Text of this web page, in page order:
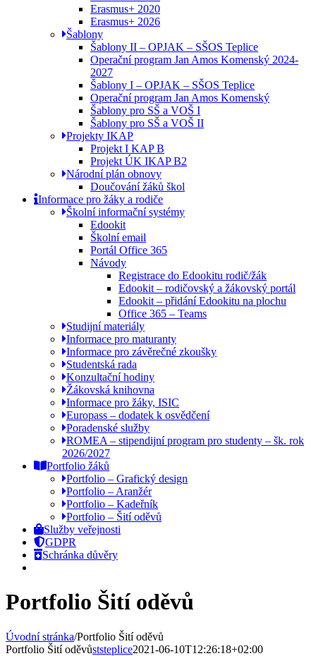
Erasmus+ 2020
Erasmus+ 2026
Šablony
Šablony II – OPJAK – SŠOS Teplice
Operační program Jan Amos Komenský 2024-
2027
Šablony I – OPJAK – SŠOS Teplice
Operační program Jan Amos Komenský
Šablony pro SŠ a VOŠ I
Šablony pro SŠ a VOŠ II
Projekty IKAP
Projekt I KAP B
Projekt ÚK IKAP B2
Národní plán obnovy
Doučování žáků škol
Informace pro žáky a rodiče
Školní informační systémy
Edookit
Školní email
Portál Office 365
Návody
Registrace do Edookitu rodič/žák
Edookit – rodičovský a žákovský portál
Edookit – přidání Edookitu na plochu
Office 365 – Teams
Studijní materiály
Informace pro maturanty
Informace pro závěrečné zkoušky
Studentská rada
Konzultační hodiny
Žákovská knihovna
Informace pro žáky, ISIC
Europass – dodatek k osvědčení
Poradenské služby
ROMEA – stipendijní program pro studenty – šk. rok
2026/2027
Portfolio žáků
Portfolio – Grafický design
Portfolio – Aranžér
Portfolio – Kadeřník
Portfolio – Šití oděvů
Služby veřejnosti
GDPR
Schránka důvěry
Portfolio Šití oděvů
Úvodní stránka/Portfolio Šití oděvů
Portfolio Šití oděvůststeplice2021-06-10T12:26:18+02:00